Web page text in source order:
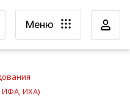
Меню
ИФА, ИХА)